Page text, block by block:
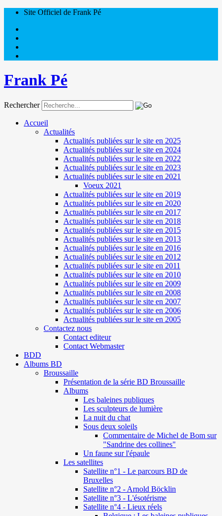
Site Officiel de Frank Pé
Frank Pé
Rechercher
Accueil
Actualités
Actualités publiées sur le site en 2025
Actualités publiées sur le site en 2024
Actualités publiées sur le site en 2022
Actualités publiées sur le site en 2023
Actualités publiées sur le site en 2021
Voeux 2021
Actualités publiées sur le site en 2019
Actualités publiées sur le site en 2020
Actualités publiées sur le site en 2017
Actualités publiées sur le site en 2018
Actualités publiées sur le site en 2015
Actualités publiées sur le site en 2013
Actualités publiées sur le site en 2016
Actualités publiées sur le site en 2012
Actualités publiées sur le site en 2011
Actualités publiées sur le site en 2010
Actualités publiées sur le site en 2009
Actualités publiées sur le site en 2008
Actualités publiées sur le site en 2007
Actualités publiées sur le site en 2006
Actualités publiées sur le site en 2005
Contactez nous
Contact editeur
Contact Webmaster
BDD
Albums BD
Broussaille
Présentation de la série BD Broussaille
Albums
Les baleines publiques
Les sculpteurs de lumière
La nuit du chat
Sous deux soleils
Commentaire de Michel de Bom sur
"Sandrine des collines"
Un faune sur l'épaule
Les satellites
Satellite n°1 - Le parcours BD de
Bruxelles
Satellite n°2 - Arnold Böcklin
Satellite n°3 - L'ésotérisme
Satellite n°4 - Lieux réels